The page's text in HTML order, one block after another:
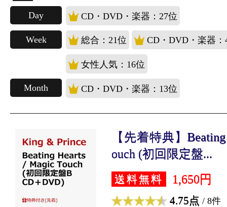
Day CD・DVD・楽器：27位
Week 総合：21位 CD・DVD・楽器：
女性人気：16位
Month CD・DVD・楽器：13位
【先着特典】
ouch (初回限定盤...
送料無料 1,650円
4.75点 / 8件